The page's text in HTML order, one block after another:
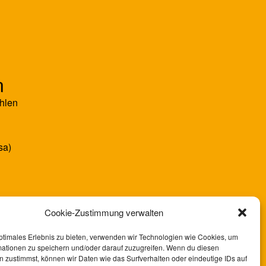
Cookie-Zustimmung verwalten
Erlebnis zu bieten, verwenden wir Technologien wie Cookies, um
zu speichern und/oder darauf zuzugreifen. Wenn du diesen
zustimmst, können wir Daten wie das Surfverhalten oder eindeutige IDs auf